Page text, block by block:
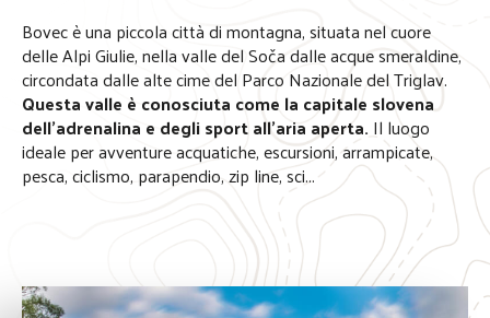
Bovec è una piccola città di montagna, situata nel cuore
delle Alpi Giulie, nella valle del Soča dalle acque smeraldine,
circondata dalle alte cime del Parco Nazionale del Triglav.
Questa valle è conosciuta come la capitale slovena
dell’adrenalina e degli sport all’aria aperta. Il luogo
ideale per avventure acquatiche, escursioni, arrampicate,
pesca, ciclismo, parapendio, zip line, sci...